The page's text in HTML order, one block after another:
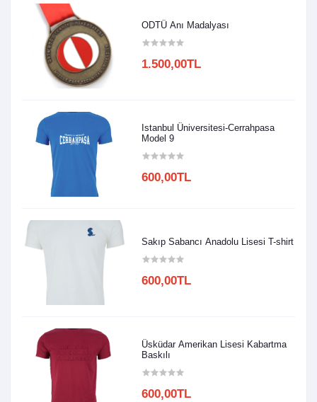
ODTÜ Anı Madalyası
1.500,00TL
Istanbul Üniversitesi-Cerrahpasa
Model 9
600,00TL
Sakıp Sabancı Anadolu Lisesi T-shirt
600,00TL
Üsküdar Amerikan Lisesi Kabartma
Baskılı
600,00TL